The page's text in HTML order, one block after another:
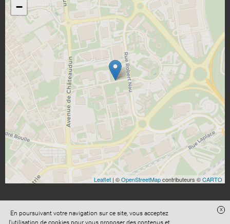
−
Leaflet | ©OpenStreetMapcontributeurs ©CARTO
En poursuivant votre navigation sur ce site, vous acceptez
l'utilisation de cookies pour vous proposer des contenus et
x